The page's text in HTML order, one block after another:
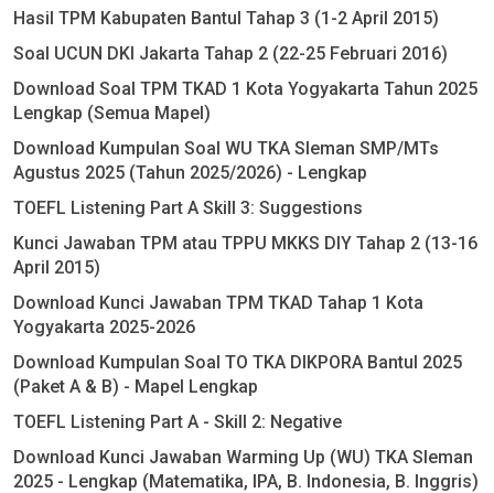
Hasil TPM Kabupaten Bantul Tahap 3 (1-2 April 2015)
Soal UCUN DKI Jakarta Tahap 2 (22-25 Februari 2016)
Download Soal TPM TKAD 1 Kota Yogyakarta Tahun 2025
Lengkap (Semua Mapel)
Download Kumpulan Soal WU TKA Sleman SMP/MTs
Agustus 2025 (Tahun 2025/2026) - Lengkap
TOEFL Listening Part A Skill 3: Suggestions
Kunci Jawaban TPM atau TPPU MKKS DIY Tahap 2 (13-16
April 2015)
Download Kunci Jawaban TPM TKAD Tahap 1 Kota
Yogyakarta 2025-2026
Download Kumpulan Soal TO TKA DIKPORA Bantul 2025
(Paket A & B) - Mapel Lengkap
TOEFL Listening Part A - Skill 2: Negative
Download Kunci Jawaban Warming Up (WU) TKA Sleman
2025 - Lengkap (Matematika, IPA, B. Indonesia, B. Inggris)